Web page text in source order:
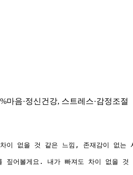
마음·정신건강, 스트레스·감정조절
이 없을 것 같은 느낌, 존재감이 없
짚어볼게요. 내가 빠져도 차이 없을